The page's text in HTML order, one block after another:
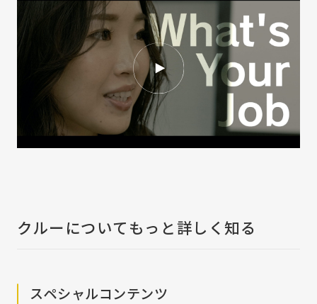
クルーについてもっと詳しく知る
スペシャルコンテンツ